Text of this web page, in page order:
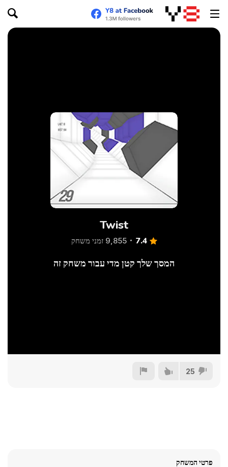
Twist
7.4 9,855 זמני משחק
המסך שלך קטן מדי עבור משחק זה
25
פרטי המשחק